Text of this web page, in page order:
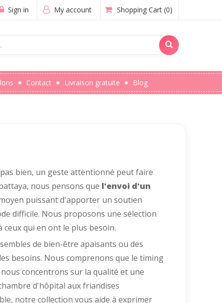
My account
Sign in Shopping Cart (0)
Contact Livraison gratuite Blog
bien, un geste attentionné peut faire
nous pensons que l'envoi d'un
puissant d'apporter un soutien
difficile. Nous proposons une sélection
qui en ont le plus besoin.
de bien-être apaisants ou des
besoins. Nous comprenons que le timing
concentrons sur la qualité et une
d'hôpital aux friandises
notre collection vous aide à exprimer